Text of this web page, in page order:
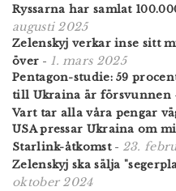
Ryssarna har samlat
augusti 2025
Zelenskyj verkar inse sitt
över - 1. mars 2025
Pentagon-studie: 59
till Ukraina är försvunnen
Vart tar alla våra pengar
USA pressar Ukraina om
Starlink-åtkomst- 23.
Zelenskyj ska sälja
oktober 2024